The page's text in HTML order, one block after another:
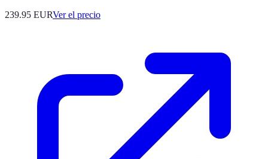
239.95 EURVer el precio